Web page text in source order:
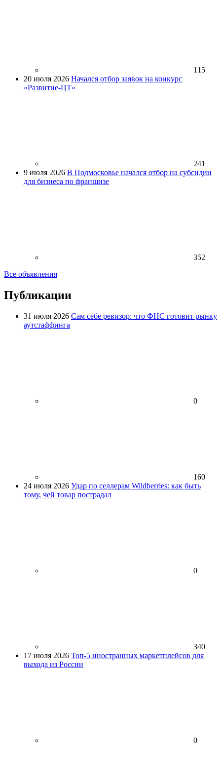
115
20 июля 2026 Начался отбор заявок на конкурс
«Развитие-ЦТ»
241
9 июля 2026 В Подмосковье начался отбор на субсидии
для бизнеса по франшизе
352
Все объявления
Публикации
31 июля 2026 Сам себе ревизор: что ФНС готовит рынку
аутстаффинга
0
160
24 июля 2026 Удар по селлерам Wildberries: как быть
тому, чей товар пострадал
0
340
17 июля 2026 Топ-5 иностранных маркетплейсов для
выхода из России
0